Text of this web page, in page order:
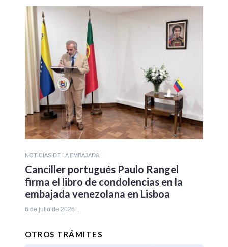
NOTICIAS DE LA EMBAJADA
Canciller portugués Paulo Rangel
firma el libro de condolencias en la
embajada venezolana en Lisboa
6 de julio de 2026
OTROS TRÁMITES